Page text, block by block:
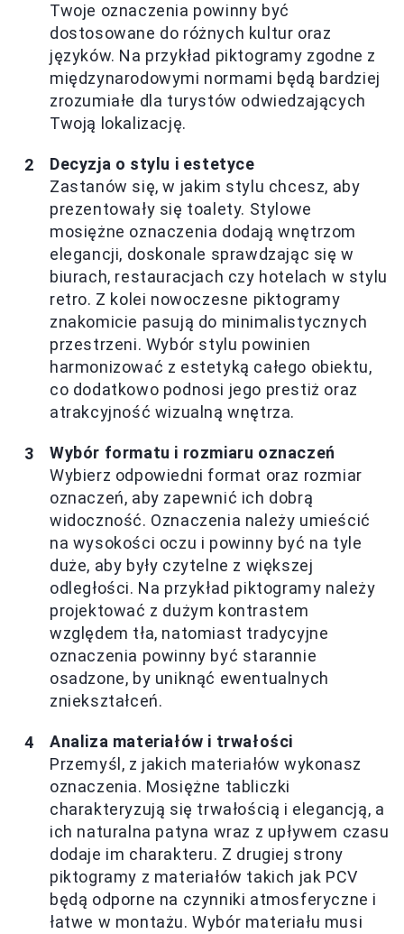
Twoje oznaczenia powinny być
dostosowane do różnych kultur oraz
języków. Na przykład piktogramy zgodne z
międzynarodowymi normami będą bardziej
zrozumiałe dla turystów odwiedzających
Twoją lokalizację.
Decyzja o stylu i estetyce
Zastanów się, w jakim stylu chcesz, aby
prezentowały się toalety. Stylowe
mosiężne oznaczenia dodają wnętrzom
elegancji, doskonale sprawdzając się w
biurach, restauracjach czy hotelach w stylu
retro. Z kolei nowoczesne piktogramy
znakomicie pasują do minimalistycznych
przestrzeni. Wybór stylu powinien
harmonizować z estetyką całego obiektu,
co dodatkowo podnosi jego prestiż oraz
atrakcyjność wizualną wnętrza.
Wybór formatu i rozmiaru oznaczeń
Wybierz odpowiedni format oraz rozmiar
oznaczeń, aby zapewnić ich dobrą
widoczność. Oznaczenia należy umieścić
na wysokości oczu i powinny być na tyle
duże, aby były czytelne z większej
odległości. Na przykład piktogramy należy
projektować z dużym kontrastem
względem tła, natomiast tradycyjne
oznaczenia powinny być starannie
osadzone, by uniknąć ewentualnych
zniekształceń.
Analiza materiałów i trwałości
Przemyśl, z jakich materiałów wykonasz
oznaczenia. Mosiężne tabliczki
charakteryzują się trwałością i elegancją, a
ich naturalna patyna wraz z upływem czasu
dodaje im charakteru. Z drugiej strony
piktogramy z materiałów takich jak PCV
będą odporne na czynniki atmosferyczne i
łatwe w montażu. Wybór materiału musi